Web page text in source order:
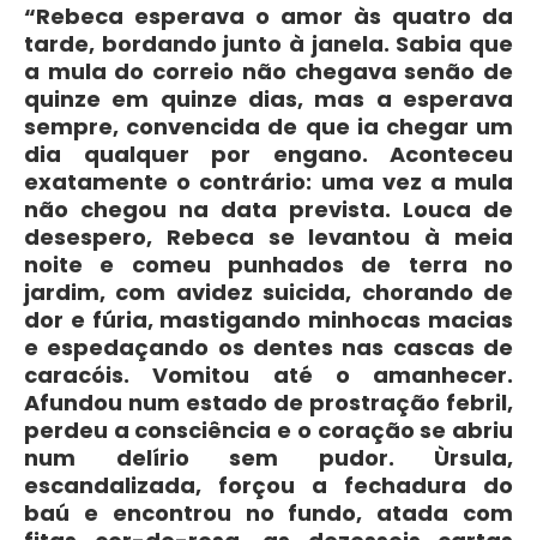
“Rebeca esperava o amor às quatro da
tarde, bordando junto à janela. Sabia que
a mula do correio não chegava senão de
quinze em quinze dias, mas a esperava
sempre, convencida de que ia chegar um
dia qualquer por engano. Aconteceu
exatamente o contrário: uma vez a mula
não chegou na data prevista. Louca de
desespero, Rebeca se levantou à meia
noite e comeu punhados de terra no
jardim, com avidez suicida, chorando de
dor e fúria, mastigando minhocas macias
e espedaçando os dentes nas cascas de
caracóis. Vomitou até o amanhecer.
Afundou num estado de prostração febril,
perdeu a consciência e o coração se abriu
num delírio sem pudor. Ùrsula,
escandalizada, forçou a fechadura do
baú e encontrou no fundo, atada com